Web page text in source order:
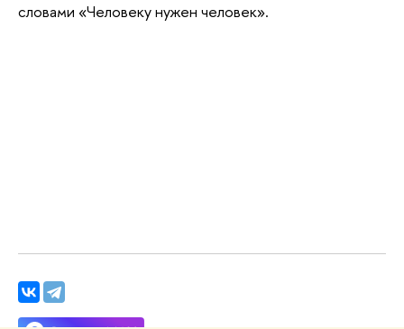
словами «Человеку нужен человек».